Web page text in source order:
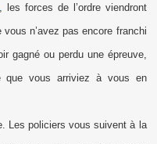
, les forces de l’ordre viendront
n’avez pas encore franchi
gagné ou perdu une épreuve,
que vous arriviez à vous en
Les policiers vous suivent à la